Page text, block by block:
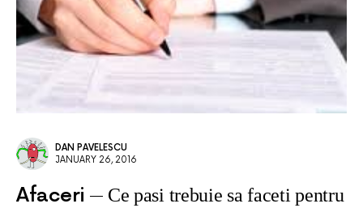
DAN PAVELESCU
JANUARY 26, 2016
Afaceri
Ce pasi trebuie sa faceti pentru